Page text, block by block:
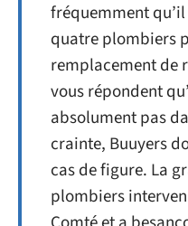
fréquemment
quatre plombiers
remplacement de
vous répondent
absolument pas
crainte, Buuyers
cas de figure. La
plombiers